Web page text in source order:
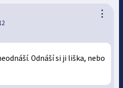
⋮
Odnáší si ji liška, nebo